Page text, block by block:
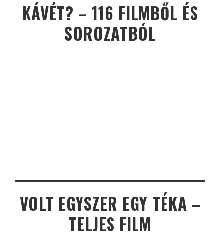
KÁVÉT? – 116 FILMBŐL ÉS
SOROZATBÓL
VOLT EGYSZER EGY TÉKA –
TELJES FILM